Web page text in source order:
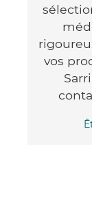
vos